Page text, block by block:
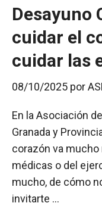
Desayuno
cuidar el
cuidar las
08/10/2025 por
En la Asociación
Granada y
corazón va
médicas o del
mucho, de cómo
invitarte …